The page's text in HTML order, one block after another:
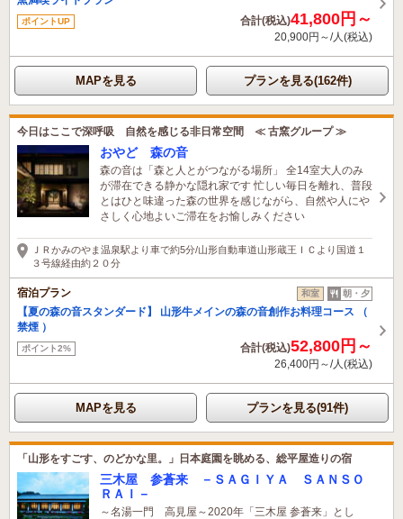
ポイントUP 合計(税込)41,800円～
20,900円～/人(税込)
MAPを見る プランを見る(162件)
今日はここで深呼吸 自然を感じる非日常空間 ≪ 古窯グループ ≫
おやど 森の音
森の音は「森と人とがつながる場所」 全14室大人のみ
が滞在できる静かな隠れ家です 忙しい毎日を離れ、普段
とはひと味違った森の世界を感じながら、自然や人にや
さしく心地よいご滞在をお愉しみください
ＪＲかみのやま温泉駅より車で約5分/山形自動車道山形蔵王ＩＣより国道１
３号線経由約２０分
宿泊プラン 和室 朝・夕
【夏の森の音スタンダード】 山形牛メインの森の音創作お料理コース （
禁煙 ）
ポイント2% 合計(税込)52,800円～
26,400円～/人(税込)
MAPを見る プランを見る(91件)
「山形をすごす、のどかな里。」日本庭園を眺める、総平屋造りの宿
三木屋 参蒼来 －ＳＡＧＩＹＡ ＳＡＮＳＯ
ＲＡＩ－
～名湯一門 高見屋～2020年「三木屋 参蒼来」とし